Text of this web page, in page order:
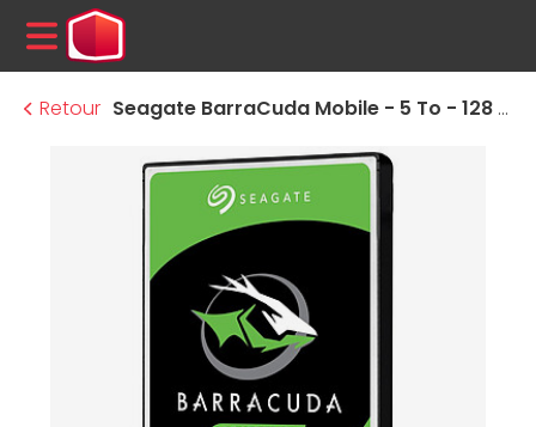
MENU
Retour
Seagate BarraCuda Mobile - 5 To - 128 Mo